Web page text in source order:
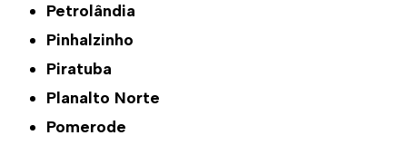
Petrolândia
Pinhalzinho
Piratuba
Planalto Norte
Pomerode